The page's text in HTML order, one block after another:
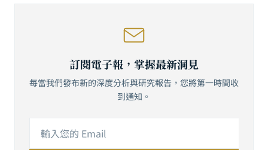
訂閱電子報，掌握最新洞見
每當我們發布新的深度分析與研究報告，您將第一時間收
到通知。